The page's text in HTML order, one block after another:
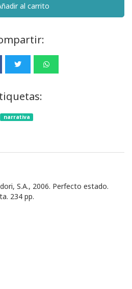
al carrito
narrativa
S.A., 2006. Perfecto estado.
234 pp.